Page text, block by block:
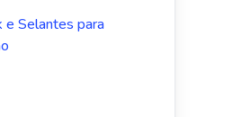
e Selantes para